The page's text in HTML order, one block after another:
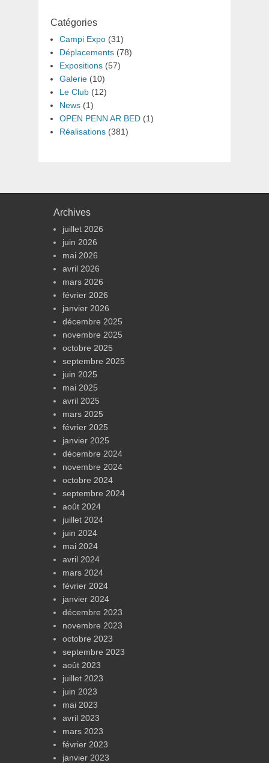
Catégories
Campi Expo (31)
Déplacements (78)
Expositions (57)
Galerie (10)
Le Club (12)
News (1)
OPEN PENN AR BED (1)
Réalisations (381)
Archives
juillet 2026
juin 2026
mai 2026
avril 2026
mars 2026
février 2026
janvier 2026
décembre 2025
novembre 2025
octobre 2025
septembre 2025
juin 2025
mai 2025
avril 2025
mars 2025
février 2025
janvier 2025
décembre 2024
novembre 2024
octobre 2024
septembre 2024
août 2024
juillet 2024
juin 2024
mai 2024
avril 2024
mars 2024
février 2024
janvier 2024
décembre 2023
novembre 2023
octobre 2023
septembre 2023
août 2023
juillet 2023
juin 2023
mai 2023
avril 2023
mars 2023
février 2023
janvier 2023